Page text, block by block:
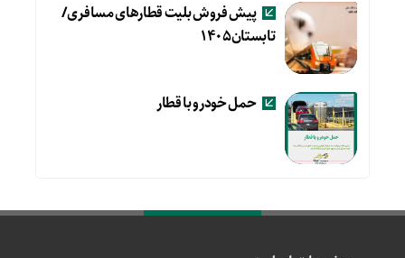
پیش فروش بلیت قطارهای مسافری/
تابستان۱۴۰۵
حمل خودرو با قطار